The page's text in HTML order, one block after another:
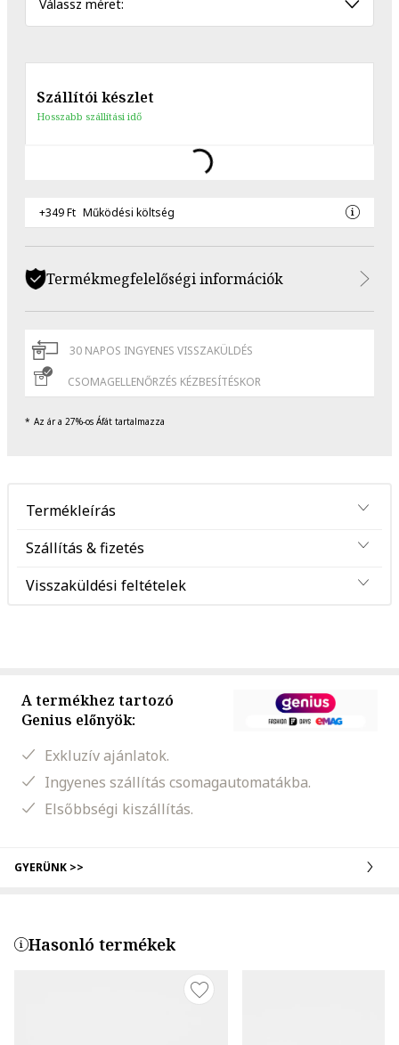
Válassz méret:
Szállítói készlet
Hosszabb szállítási idő
+349 Ft Működési költség
Termékmegfelelőségi információk
30 NAPOS INGYENES VISSZAKÜLDÉS
CSOMAGELLENŐRZÉS KÉZBESÍTÉSKOR
Az ár a 27%-os Áfát tartalmazza
Termékleírás
Szállítás & fizetés
Visszaküldési feltételek
A termékhez tartozó
Genius előnyök:
Exkluzív ajánlatok.
Ingyenes szállítás csomagautomatákba.
Elsőbbségi kiszállítás.
GYERÜNK >>
Hasonló termékek